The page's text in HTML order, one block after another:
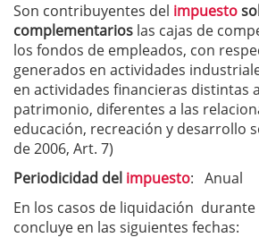
Son contribuyentes del impuesto
complementarios las cajas de
los fondos de empleados, con
generados en actividades
en actividades financieras distintas
patrimonio, diferentes a las
educación, recreación y desarrollo
de 2006, Art. 7)
Periodicidad del impuesto: Anual
En los casos de liquidación
concluye en las siguientes fechas: